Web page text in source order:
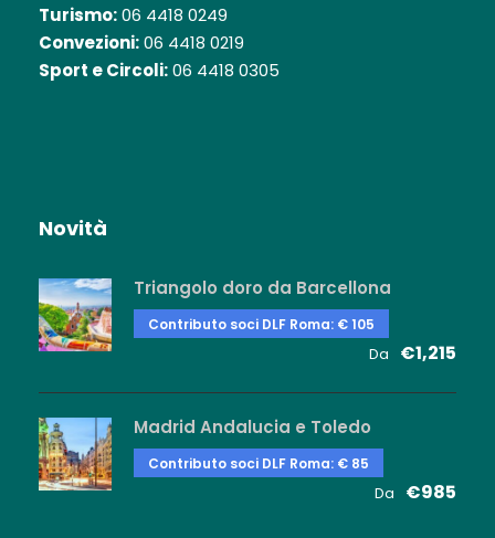
Turismo:06 4418 0249
Convezioni:06 4418 0219
Sport e Circoli:06 4418 0305
Novità
Triangolo doro da Barcellona
Contributo soci DLF Roma: € 105
Da €1,215
Madrid Andalucia e Toledo
Contributo soci DLF Roma: € 85
Da €985